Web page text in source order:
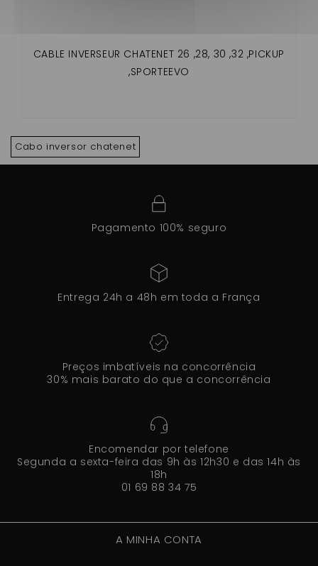
CABLE INVERSEUR CHATENET 26 ,28, 30 ,32 ,PICKUP
,SPORTEEVO
Cabo inversor chatenet
Pagamento 100% seguro
Entrega 24h a 48h em toda a França
Preços imbatíveis na concorrência
30% mais barato do que a concorrência
Encomendar por telefone
Segunda a sexta-feira das 9h às 12h30 e das 14h às
18h
01 69 88 34 75
A MINHA CONTA